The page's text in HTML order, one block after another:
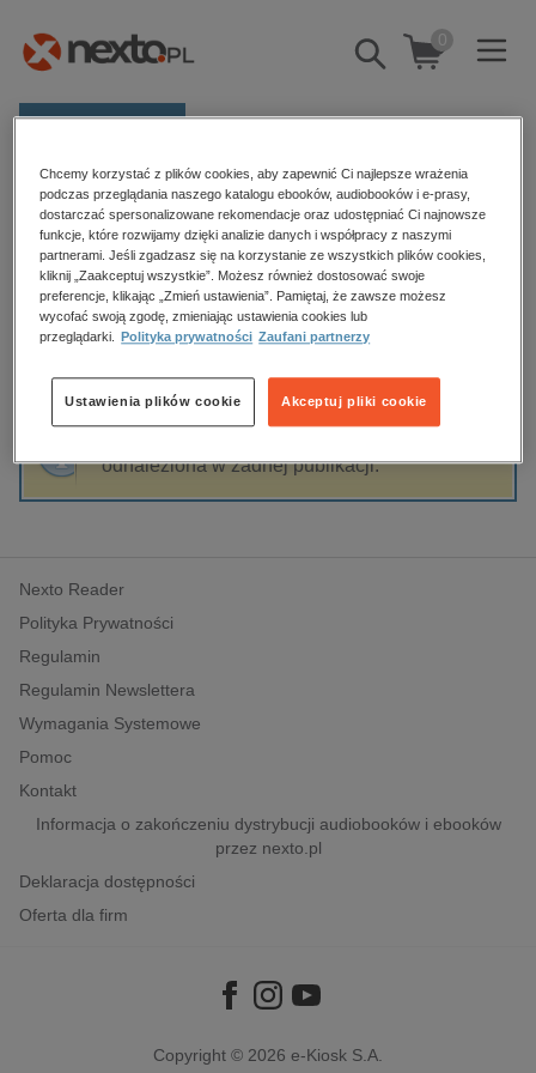
Pokaż/schowaj
wyszukiwarkę
0
Kategorie
Zobacz wszystkie E-prasa
budownictwo, aranżacja wnętrz
biznesowe, branżowe, gospodarka
dzienniki
edukacja
hobby, sport, rozrywka
komputery, internet, technologie, informatyka
polityka, społeczno-informacyjne
psychologiczne
inne
popularno-naukowe
historia
Strona główna Janusz Niżyński
Janusz Niżyński
Sortowanie Filtrowanie
odnaleziona w żadnej publikacji.
Nexto Reader
Polityka Prywatności
Regulamin
Regulamin Newslettera
Wymagania Systemowe
Pomoc
Kontakt
Informacja o zakończeniu dystrybucji audiobooków i ebooków
przez nexto.pl
Deklaracja dostępności
Oferta dla firm
Copyright © 2026 e-Kiosk S.A.
Chcemy korzystać z plików cookies, aby zapewnić Ci najlepsze wrażenia
podczas przeglądania naszego katalogu ebooków, audiobooków i e-prasy,
dostarczać spersonalizowane rekomendacje oraz udostępniać Ci najnowsze
funkcje, które rozwijamy dzięki analizie danych i współpracy z naszymi
partnerami. Jeśli zgadzasz się na korzystanie ze wszystkich plików cookies,
kliknij „Zaakceptuj wszystkie”. Możesz również dostosować swoje
preferencje, klikając „Zmień ustawienia”. Pamiętaj, że zawsze możesz
wycofać swoją zgodę, zmieniając ustawienia cookies lub
przeglądarki.
Polityka prywatności Zaufani partnerzy
Akceptuj pliki cookie
Ustawienia plików cookie